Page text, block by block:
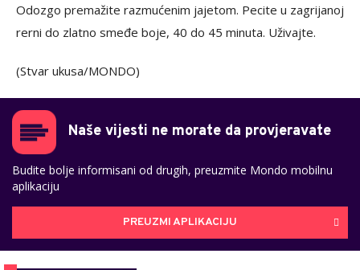
Odozgo premažite razmućenim jajetom. Pecite u zagrijanoj
rerni do zlatno smeđe boje, 40 do 45 minuta. Uživajte.
(Stvar ukusa/MONDO)
Naše vijesti ne morate da provjeravate
Budite bolje informisani od drugih, preuzmite Mondo mobilnu
aplikaciju
PREUZMI APLIKACIJU